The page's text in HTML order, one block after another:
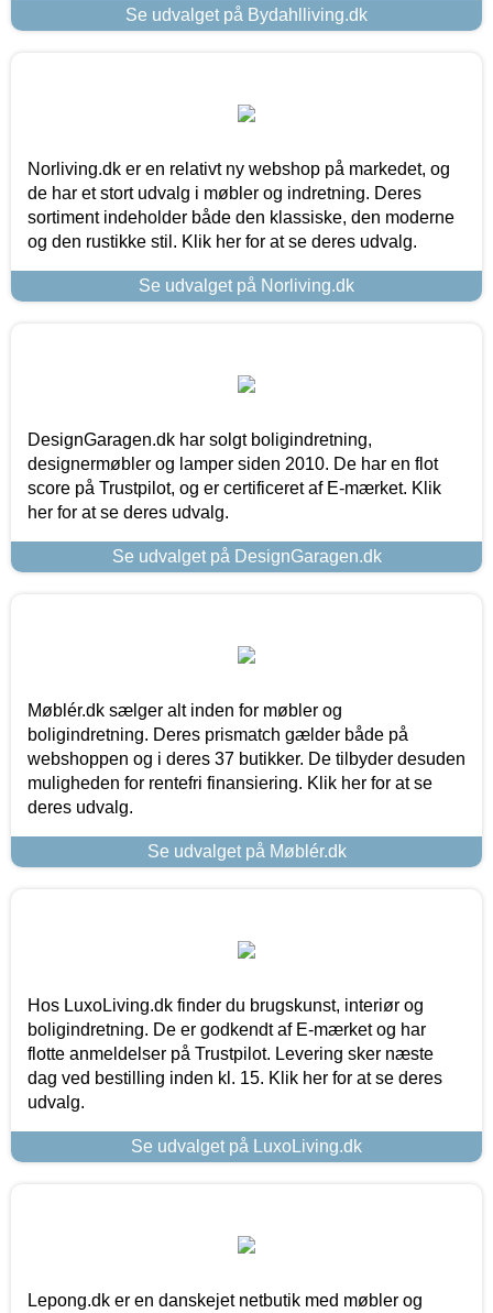
Se udvalget på Bydahlliving.dk
Norliving.dk er en relativt ny webshop på markedet, og
de har et stort udvalg i møbler og indretning. Deres
sortiment indeholder både den klassiske, den moderne
og den rustikke stil. Klik her for at se deres udvalg.
Se udvalget på Norliving.dk
DesignGaragen.dk har solgt boligindretning,
designermøbler og lamper siden 2010. De har en flot
score på Trustpilot, og er certificeret af E-mærket. Klik
her for at se deres udvalg.
Se udvalget på DesignGaragen.dk
Møblér.dk sælger alt inden for møbler og
boligindretning. Deres prismatch gælder både på
webshoppen og i deres 37 butikker. De tilbyder desuden
muligheden for rentefri finansiering. Klik her for at se
deres udvalg.
Se udvalget på Møblér.dk
Hos LuxoLiving.dk finder du brugskunst, interiør og
boligindretning. De er godkendt af E-mærket og har
flotte anmeldelser på Trustpilot. Levering sker næste
dag ved bestilling inden kl. 15. Klik her for at se deres
udvalg.
Se udvalget på LuxoLiving.dk
Lepong.dk er en danskejet netbutik med møbler og